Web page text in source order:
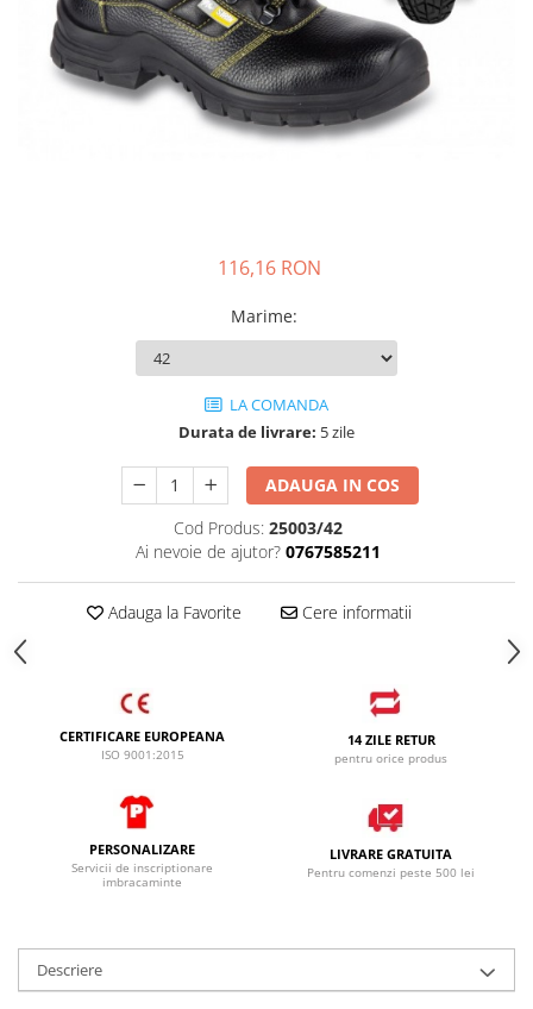
JACHETE DE LUCRU
PANTALONI DE LUCRU
JACHETE VATUITE
INDUSTRIA ALIMENTARA
116,16 RON
Marime:
LA COMANDA
Durata de livrare: 5 zile
ADAUGA IN COS
Cod Produs: 25003/42
Ai nevoie de ajutor? 0767585211
Adauga la Favorite Cere informatii
CERTIFICARE EUROPEANA
ISO 9001:2015
14 ZILE RETUR
pentru orice produs
PERSONALIZARE
Servicii de inscriptionare
imbracaminte
LIVRARE GRATUITA
Pentru comenzi peste 500 lei
Descriere